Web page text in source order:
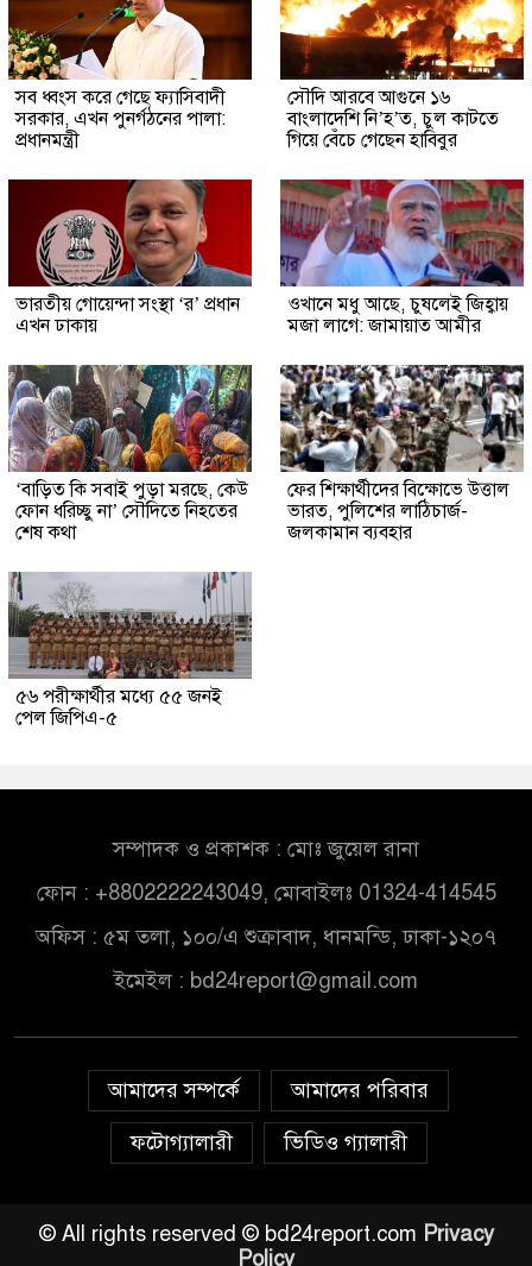
সব ধ্বংস করে গেছে ফ্যাসিবাদী
সরকার, এখন পুনর্গঠনের পালা:
প্রধানমন্ত্রী
সৌদি আরবে আগুনে ১৬
বাংলাদেশি নি’হ’ত, চুল কাটতে
গিয়ে বেঁচে গেছেন হাবিবুর
ভারতীয় গোয়েন্দা সংস্থা ‘র’ প্রধান
এখন ঢাকায়
ওখানে মধু আছে, চুষলেই জিহ্বায়
মজা লাগে: জামায়াত আমীর
‘বাড়িত কি সবাই পুড়া মরছে, কেউ
ফোন ধরিচ্ছু না’ সৌদিতে নিহতের
শেষ কথা
ফের শিক্ষার্থীদের বিক্ষোভে উত্তাল
ভারত, পুলিশের লাঠিচার্জ-
জলকামান ব্যবহার
৫৬ পরীক্ষার্থীর মধ্যে ৫৫ জনই
পেল জিপিএ-৫
সম্পাদক ও প্রকাশক : মোঃ জুয়েল রানা
ফোন : +8802222243049, মোবাইলঃ 01324-414545
অফিস : ৫ম তলা, ১০০/এ শুক্রাবাদ, ধানমন্ডি, ঢাকা-১২০৭
ইমেইল : bd24report@gmail.com
আমাদের সম্পর্কে
আমাদের পরিবার
ফটোগ্যালারী
ভিডিও গ্যালারী
© All rights reserved © bd24report.com Privacy
Policy